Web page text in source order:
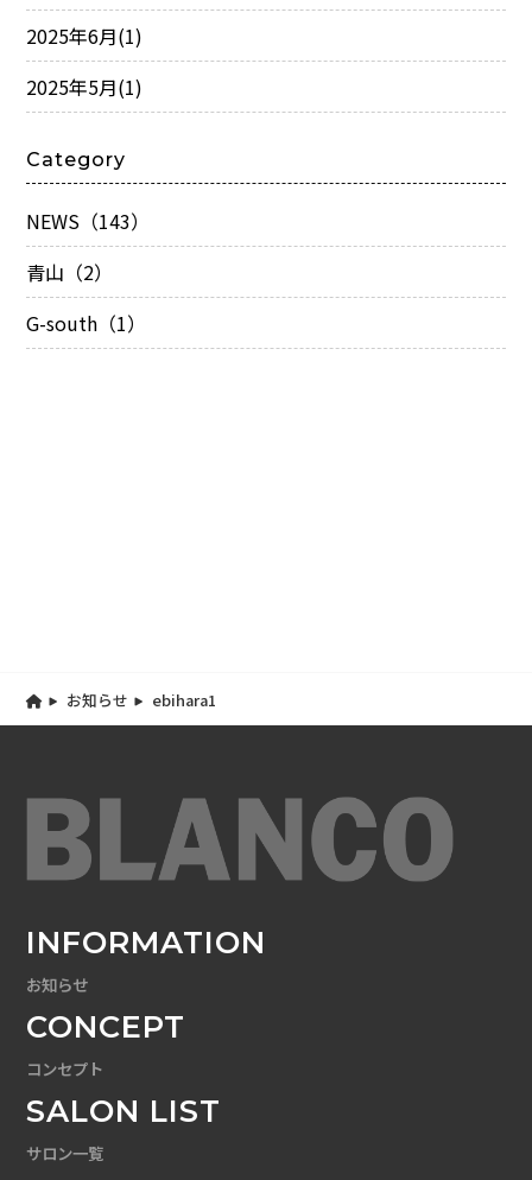
2025年6月(1)
2025年5月(1)
Category
NEWS（143）
青山（2）
G-south（1）
お知らせ ebihara1
INFORMATION
お知らせ
CONCEPT
コンセプト
SALON LIST
サロン一覧